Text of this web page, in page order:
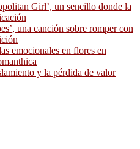
Girl’, un sencillo donde la
una canción sobre romper con
emocionales en flores en
y la pérdida de valor